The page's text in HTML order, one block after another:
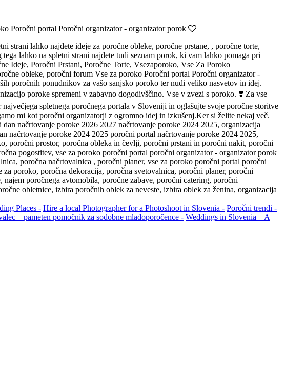
Poročni portal Poročni organizator - organizator porok
lahko najdete ideje za poročne obleke, poročne prstane, , poročne torte,
lahko na spletni strani najdete tudi seznam porok, ki vam lahko pomaga pri
Ideje, Poročni Prstani, Poročne Torte, Vsezaporoko, Vse Za Poroko
obleke, poročni forum Vse za poroko Poročni portal Poročni organizator -
poročnih ponudnikov za vašo sanjsko poroko ter nudi veliko nasvetov in idej.
poroke spremeni v zabavno dogodivščino. Vse v zvezi s poroko. ❣️ Za vse
spletnega poročnega portala v Sloveniji in oglašujte svoje poročne storitve
mi kot poročni organizatorji z ogromno idej in izkušenj.Ker si želite nekaj več.
načrtovanje poroke 2026 2027 načrtovanje poroke 2024 2025, organizacija
načrtovanje poroke 2024 2025 poročni portal načrtovanje poroke 2024 2025,
poročni prostor, poročna obleka in čevlji, poročni prstani in poročni nakit, poročni
pogostitev, vse za poroko poročni portal poročni organizator - organizator porok
poročna načrtovalnica , poročni planer, vse za poroko poročni portal poročni
poroko, poročna dekoracija, poročna svetovalnica, poročni planer, poročni
poročnega avtomobila, poročne zabave, poročni catering, poročni
obletnice, izbira poročnih oblek za neveste, izbira oblek za ženina, organizacija
Places - Hire a local Photographer for a Photoshoot in Slovenia - Poročni trendi -
– pameten pomočnik za sodobne mladoporočence - Weddings in Slovenia – A